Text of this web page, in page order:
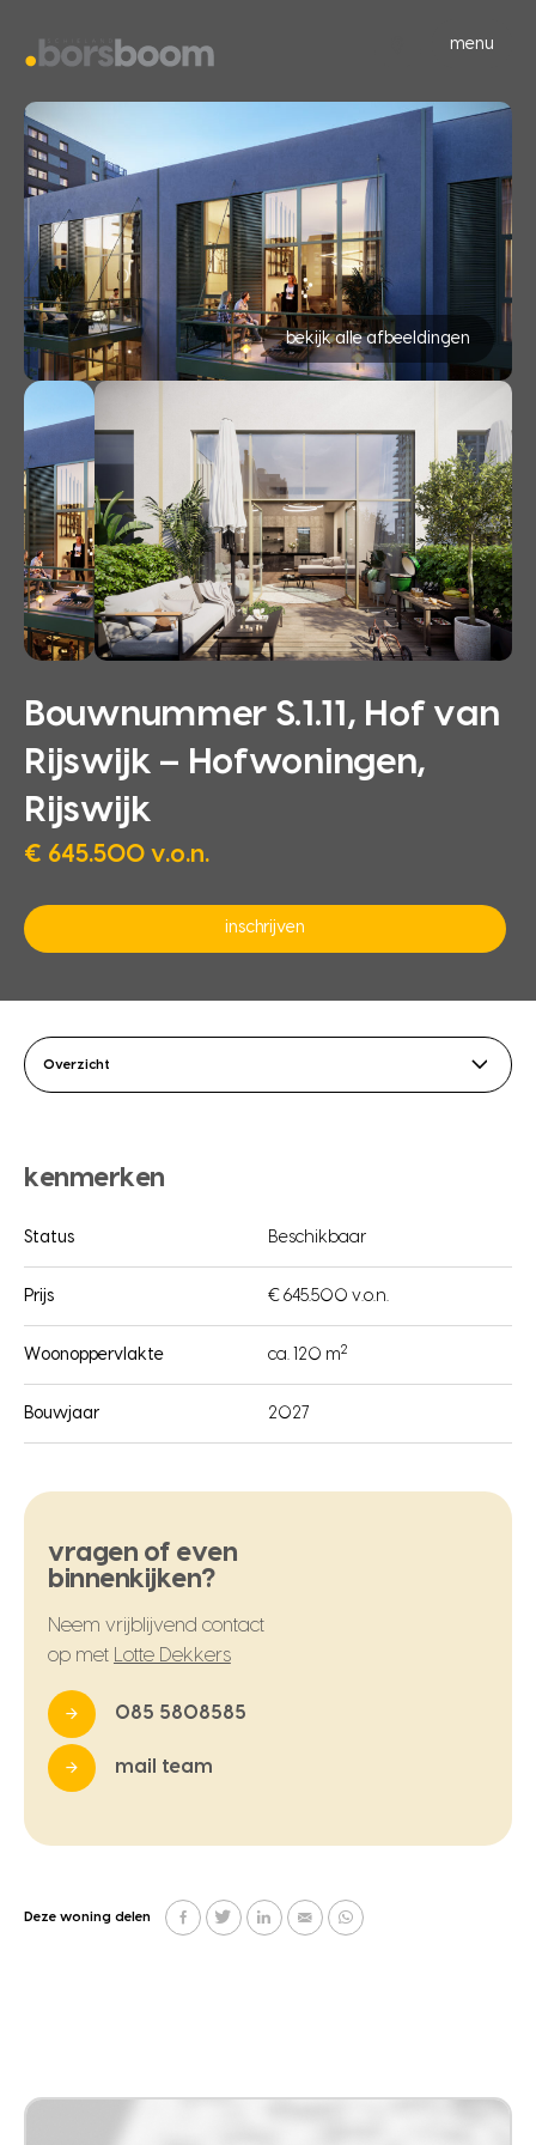
menu
bekijk alle afbeeldingen
Bouwnummer S.1.11, Hof van
Rijswijk – Hofwoningen,
Rijswijk
€ 645.500 v.o.n.
inschrijven
Overzicht
kenmerken
Status Beschikbaar
Prijs € 645.500 v.o.n.
Woonoppervlakte ca. 120 m2
Bouwjaar 2027
vragen of even
binnenkijken?
Neem vrijblijvend contact
op met
Lotte Dekkers
085 5808585
mail team
Deze woning delen